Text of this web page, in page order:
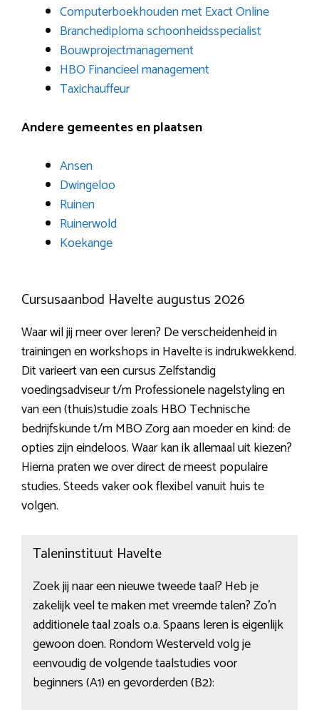
Computerboekhouden met Exact Online
Branchediploma schoonheidsspecialist
Bouwprojectmanagement
HBO Financieel management
Taxichauffeur
Andere gemeentes en plaatsen
Ansen
Dwingeloo
Ruinen
Ruinerwold
Koekange
Cursusaanbod Havelte augustus 2026
Waar wil jij meer over leren? De verscheidenheid in
trainingen en workshops in Havelte is indrukwekkend.
Dit varieert van een cursus Zelfstandig
voedingsadviseur t/m Professionele nagelstyling en
van een (thuis)studie zoals HBO Technische
bedrijfskunde t/m MBO Zorg aan moeder en kind: de
opties zijn eindeloos. Waar kan ik allemaal uit kiezen?
Hierna praten we over direct de meest populaire
studies. Steeds vaker ook flexibel vanuit huis te
volgen.
Taleninstituut Havelte
Zoek jij naar een nieuwe tweede taal? Heb je
zakelijk veel te maken met vreemde talen? Zo’n
additionele taal zoals o.a. Spaans leren is eigenlijk
gewoon doen. Rondom Westerveld volg je
eenvoudig de volgende taalstudies voor
beginners (A1) en gevorderden (B2):